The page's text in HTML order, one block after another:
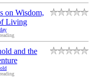
on Wisdom,
Living
and the